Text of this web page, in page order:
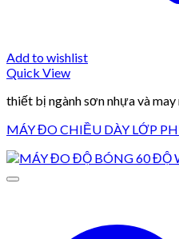
Add to wishlist
Quick View
thiết bị ngành sơn nhựa và may
MÁY ĐO CHIỀU DÀY LỚP